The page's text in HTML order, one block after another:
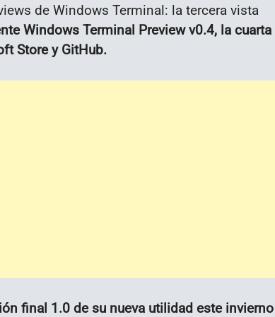
de Windows Terminal: la tercera vista
Windows Terminal Preview v0.4, la cuarta
Store y GitHub.
final 1.0 de su nueva utilidad este invierno